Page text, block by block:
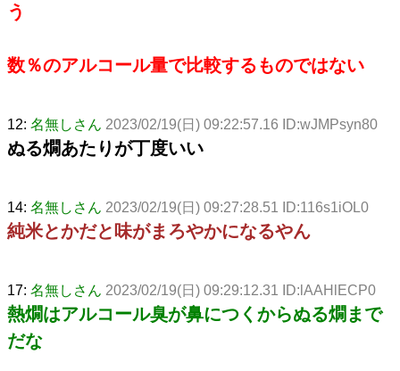
う
数％のアルコール量で比較するものではない
12: 名無しさん 2023/02/19(日) 09:22:57.16 ID:wJMPsyn80
ぬる燗あたりが丁度いい
14: 名無しさん 2023/02/19(日) 09:27:28.51 ID:116s1iOL0
純米とかだと味がまろやかになるやん
17: 名無しさん 2023/02/19(日) 09:29:12.31 ID:lAAHlECP0
熱燗はアルコール臭が鼻につくからぬる燗まで
だな